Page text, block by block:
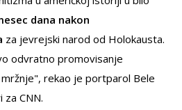
dana nakon
za jevrejski narod od Holokausta.
odvratno promovisanje
rekao je portparol Bele
za CNN.